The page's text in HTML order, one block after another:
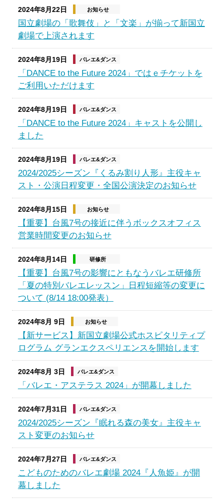
2024年8月22日 お知らせ
国立劇場の「歌舞伎」と「文楽」が揃って新国立
劇場で上演されます
2024年8月19日 バレエ&ダンス
「DANCE to the Future 2024」ではｅチケットを
ご利用いただけます
2024年8月19日 バレエ&ダンス
「DANCE to the Future 2024」キャストを公開し
ました
2024年8月19日 バレエ&ダンス
2024/2025シーズン『くるみ割り人形』主役キャ
スト・公演日程変更・全国公演決定のお知らせ
2024年8月15日 お知らせ
【重要】台風7号の接近に伴うボックスオフィス
営業時間変更のお知らせ
2024年8月14日 研修所
【重要】台風7号の影響にともなうバレエ研修所
「夏の特別バレエレッスン」日程短縮等の変更に
ついて (8/14 18:00発表）
2024年8月 9日 お知らせ
【新サービス】新国立劇場公式ホスピタリティプ
ログラム グランエクスペリエンスを開始します
2024年8月 3日 バレエ&ダンス
「バレエ・アステラス 2024」が開幕しました
2024年7月31日 バレエ&ダンス
2024/2025シーズン『眠れる森の美女』主役キャ
スト変更のお知らせ
2024年7月27日 バレエ&ダンス
こどものためのバレエ劇場 2024『人魚姫』が開
幕しました